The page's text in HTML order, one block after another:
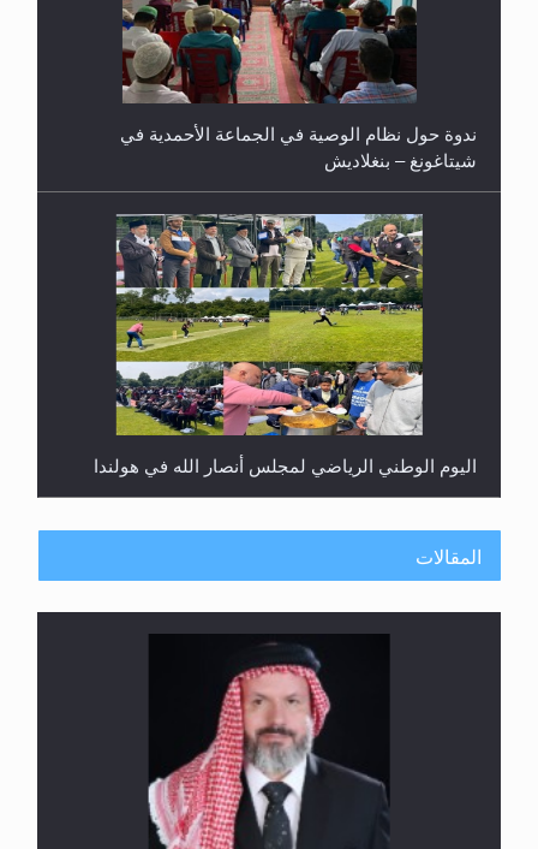
ندوة حول نظام الوصية في الجماعة الأحمدية في
شيتاغونغ – بنغلاديش
اليوم الوطني الرياضي لمجلس أنصار الله في هولندا
إتمام حفظ القرآن الكريم لثلاثة طلاب من مدرسة الحفظ
المقالات